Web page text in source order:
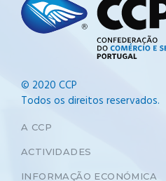
© 2020 CCP
Todos os direitos reservados.
A CCP
ACTIVIDADES
INFORMAÇÃO ECONÓMICA